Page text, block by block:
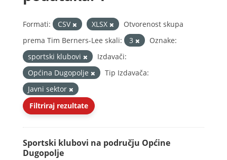
Formati: CSV XLSX
Otvorenost skupa
prema Tim Berners-Lee skali:
3
Oznake:
sportski klubovi
Izdavači:
Općina Dugopolje
Tip Izdavača:
Javni sektor
Filtriraj rezultate
Sportski klubovi na području Općine
Dugopolje